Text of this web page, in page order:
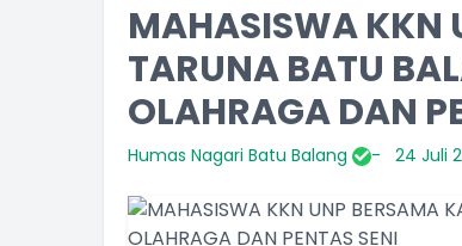
MAHASISWA KKN
TARUNA BATU
OLAHRAGA DAN
Humas Nagari Batu Balang 24 Juli